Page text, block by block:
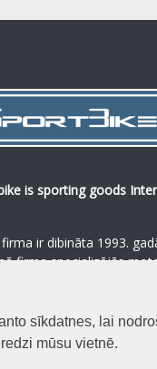
sīkdatnes, lai
mūsu vietnē.
is sporting goods
ir dibināta 1993.
firma specializējās
vairāk
0